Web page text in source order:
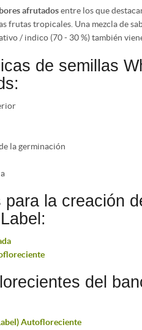
afrutadosentre los que
frutas tropicales. Una mezcla de
/ indico (70 - 30 %) también
de semillas
la germinación
la creación
del
Autofloreciente